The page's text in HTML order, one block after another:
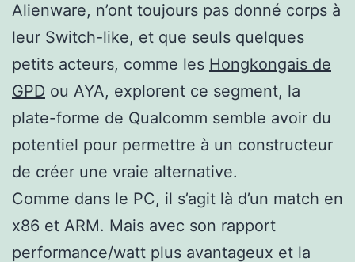
Alienware, n’ont toujours pas donné corps à
leur Switch-like, et que seuls quelques
petits acteurs, comme les Hongkongais de
GPD ou AYA, explorent ce segment, la
plate-forme de Qualcomm semble avoir du
potentiel pour permettre à un constructeur
de créer une vraie alternative.
Comme dans le PC, il s’agit là d’un match en
x86 et ARM. Mais avec son rapport
performance/watt plus avantageux et la